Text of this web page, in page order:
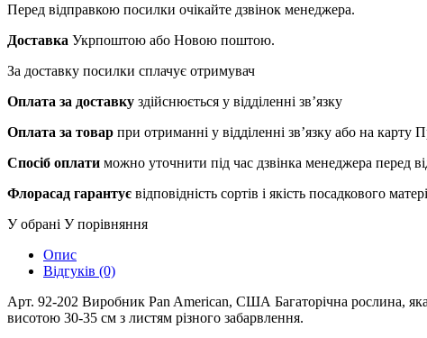
Перед відправкою посилки очікайте дзвінок менеджера.
Доставка Укрпоштою або Новою поштою.
За доставку посилки сплачує отримувач
Оплата за доставку здійснюється у відділенні зв’язку
Оплата за товар при отриманні у відділенні зв’язку або на карту
Спосіб оплати можно уточнити під час дзвінка менеджера перед
Флорасад гарантує відповідність сортів і якість посадкового
У обрані У порівняння
Опис
Відгуків (0)
Арт. 92-202 Виробник Pan American, США Багаторічна рослина,
висотою 30-35 см з листям різного забарвлення.